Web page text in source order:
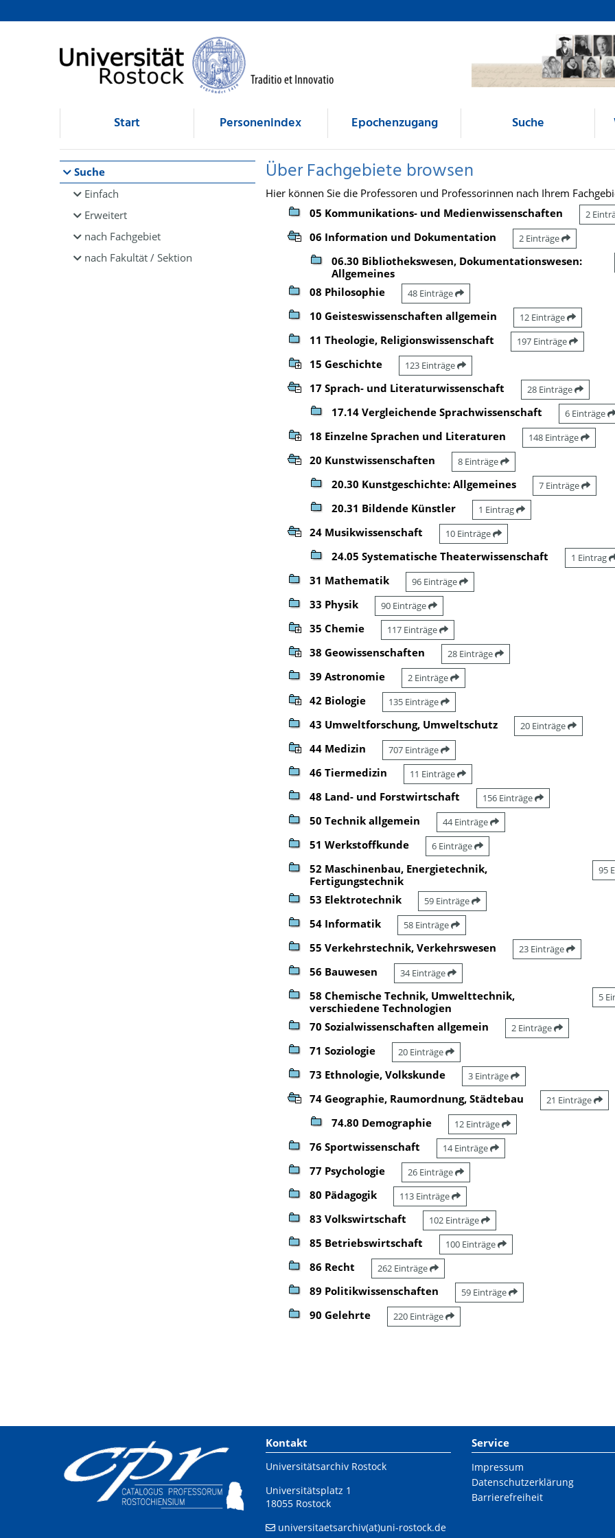
Browsen
direkt zum Inhalt
Start Personenindex Epochenzugang Suche
Suche
Einfach
Erweitert
nach Fachgebiet
nach Fakultät / Sektion
Über Fachgebiete browsen
Hier können Sie die Professoren und Professorinnen nach Ihrem
05 Kommunikations- und Medienwissenschaften
2
06 Information und Dokumentation 2 Einträge
06.30 Bibliothekswesen, Dokumentationswesen:
Allgemeines
08 Philosophie 48 Einträge
10 Geisteswissenschaften allgemein 12 Einträge
11 Theologie, Religionswissenschaft 197 Einträge
15 Geschichte 123 Einträge
17 Sprach- und Literaturwissenschaft 28 Einträge
17.14 Vergleichende Sprachwissenschaft 6 Einträge
18 Einzelne Sprachen und Literaturen 148 Einträge
20 Kunstwissenschaften 8 Einträge
20.30 Kunstgeschichte: Allgemeines 7 Einträge
20.31 Bildende Künstler 1 Eintrag
24 Musikwissenschaft 10 Einträge
24.05 Systematische Theaterwissenschaft 1 Eintrag
31 Mathematik 96 Einträge
33 Physik 90 Einträge
35 Chemie 117 Einträge
38 Geowissenschaften 28 Einträge
39 Astronomie 2 Einträge
42 Biologie 135 Einträge
43 Umweltforschung, Umweltschutz 20 Einträge
44 Medizin 707 Einträge
46 Tiermedizin 11 Einträge
48 Land- und Forstwirtschaft 156 Einträge
50 Technik allgemein 44 Einträge
51 Werkstoffkunde 6 Einträge
52 Maschinenbau, Energietechnik,
Fertigungstechnik
95
53 Elektrotechnik 59 Einträge
54 Informatik 58 Einträge
55 Verkehrstechnik, Verkehrswesen 23 Einträge
56 Bauwesen 34 Einträge
58 Chemische Technik, Umwelttechnik,
verschiedene Technologien
5
70 Sozialwissenschaften allgemein 2 Einträge
71 Soziologie 20 Einträge
73 Ethnologie, Volkskunde 3 Einträge
74 Geographie, Raumordnung, Städtebau 21 Einträge
74.80 Demographie 12 Einträge
76 Sportwissenschaft 14 Einträge
77 Psychologie 26 Einträge
80 Pädagogik 113 Einträge
83 Volkswirtschaft 102 Einträge
85 Betriebswirtschaft 100 Einträge
86 Recht 262 Einträge
89 Politikwissenschaften 59 Einträge
90 Gelehrte 220 Einträge
Kontakt
Universitätsarchiv Rostock
Universitätsplatz 1
18055 Rostock
universitaetsarchiv(at)uni-rostock.de
Service
Impressum
Datenschutzerklärung
Barrierefreiheit